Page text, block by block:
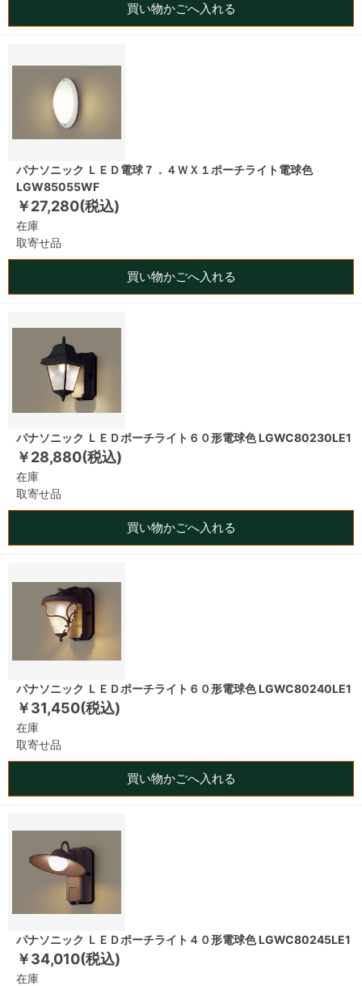
買い物かごへ入れる
パナソニック ＬＥＤ電球７．４ＷＸ１ポーチライト電球色
LGW85055WF
￥27,280(税込)
在庫
取寄せ品
買い物かごへ入れる
パナソニック ＬＥＤポーチライト６０形電球色 LGWC80230LE1
￥28,880(税込)
在庫
取寄せ品
買い物かごへ入れる
パナソニック ＬＥＤポーチライト６０形電球色 LGWC80240LE1
￥31,450(税込)
在庫
取寄せ品
買い物かごへ入れる
パナソニック ＬＥＤポーチライト４０形電球色 LGWC80245LE1
￥34,010(税込)
在庫